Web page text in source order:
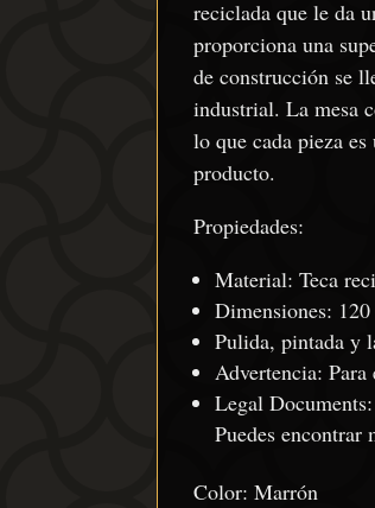
reciclada que le da
proporciona una
de construcción se
industrial. La mesa
lo que cada pieza
producto.
Propiedades:
Material: Teca
Dimensiones:
Pulida, pintada y
Advertencia:
Legal Documents:
Puedes encontrar
Color: Marrón